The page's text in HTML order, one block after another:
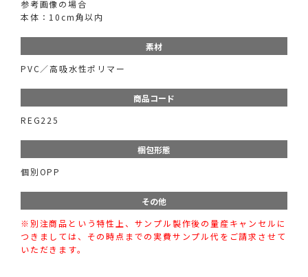
参考画像の場合
本体：10cm角以内
素材
PVC／高吸水性ポリマー
商品コード
REG225
梱包形態
個別OPP
その他
※別注商品という特性上、サンプル製作後の量産キャンセルに
つきましては、その時点までの実費サンプル代をご請求させて
いただきます。